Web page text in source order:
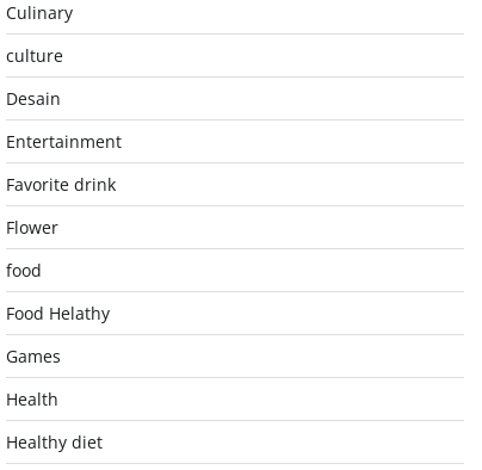
Culinary
culture
Desain
Entertainment
Favorite drink
Flower
food
Food Helathy
Games
Health
Healthy diet